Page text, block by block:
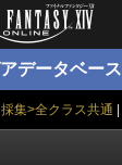
データベース
集>全クラス共通